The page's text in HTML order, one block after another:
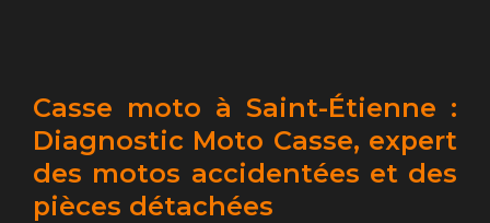
Casse moto à Saint-Étienne :
Diagnostic Moto Casse, expert
des motos accidentées et des
pièces détachées